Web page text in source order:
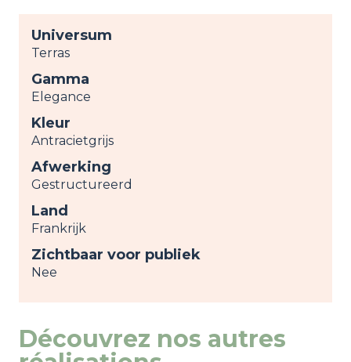
Universum
Terras
Gamma
Elegance
Kleur
Antracietgrijs
Afwerking
Gestructureerd
Land
Frankrijk
Zichtbaar voor publiek
Nee
Découvrez nos autres